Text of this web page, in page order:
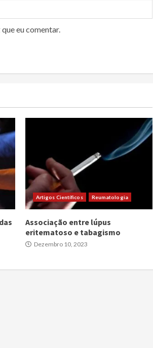
eu comentar.
Artigos Científicos Reumatologia
Associação entre lúpus
eritematoso e tabagismo
Dezembro 10, 2023